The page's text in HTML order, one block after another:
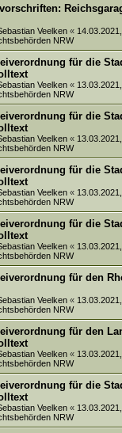
Veelken «
NRW
für die
Veelken «
NRW
für die
Veelken «
NRW
für die
Veelken «
NRW
für die
Veelken «
NRW
für den
Veelken «
NRW
für den
Veelken «
NRW
für die
Veelken «
NRW